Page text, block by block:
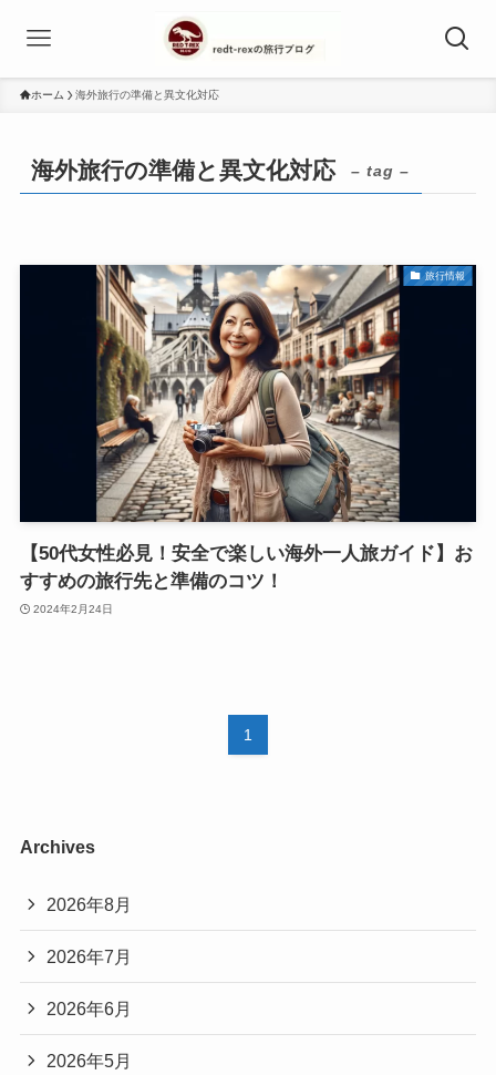
ホーム 海外旅行の準備と異文化対応
海外旅行の準備と異文化対応 – tag –
旅行情報
【50代女性必見！安全で楽しい海外一人旅ガイド】お
すすめの旅行先と準備のコツ！
2024年2月24日
1
Archives
2026年8月
2026年7月
2026年6月
2026年5月